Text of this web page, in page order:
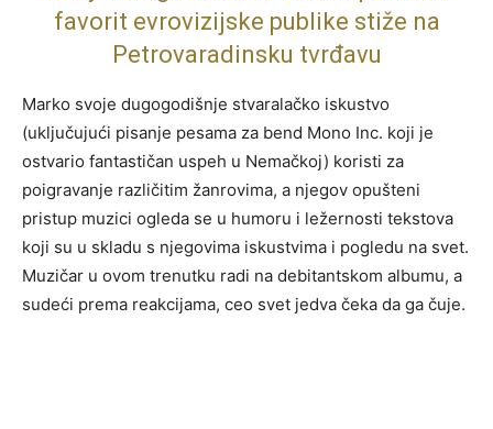
favorit evrovizijske publike stiže na
Petrovaradinsku tvrđavu
Marko svoje dugogodišnje stvaralačko iskustvo
(uključujući pisanje pesama za bend Mono Inc. koji je
ostvario fantastičan uspeh u Nemačkoj) koristi za
poigravanje različitim žanrovima, a njegov opušteni
pristup muzici ogleda se u humoru i ležernosti tekstova
koji su u skladu s njegovima iskustvima i pogledu na svet.
Muzičar u ovom trenutku radi na debitantskom albumu, a
sudeći prema reakcijama, ceo svet jedva čeka da ga čuje.